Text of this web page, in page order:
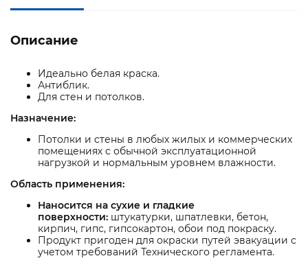
Описание
Идеально белая краска.
Антиблик.
Для стен и потолков.
Назначение:
Потолки и стены в любых жилых и коммерческих
помещениях с обычной эксплуатационной
нагрузкой и нормальным уровнем влажности.
Область применения:
Наносится на сухие и гладкие
поверхности: штукатурки, шпатлевки, бетон,
кирпич, гипс, гипсокартон, обои под покраску.
Продукт пригоден для окраски путей эвакуации с
учетом требований Технического регламента.